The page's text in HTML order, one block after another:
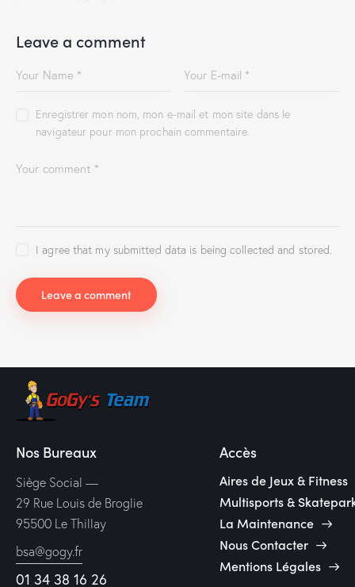
Leave a comment
Enregistrer mon nom, mon e-mail et mon site dans le
navigateur pour mon prochain commentaire.
I agree that my submitted data is being collected and stored.
Nos Bureaux
Siège Social —
29 Rue Louis de Broglie
95500 Le Thillay
bsa@gogy.fr
01 34 38 16 26
Accès
Aires de Jeux & Fitness
Multisports &
La Maintenance
Nous Contacter
Mentions Légales